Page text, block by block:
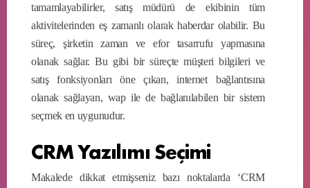
tamamlayabilirler, satış müdürü de ekibinin tüm
aktivitelerinden eş zamanlı olarak haberdar olabilir. Bu
süreç, şirketin zaman ve efor tasarrufu yapmasına
olanak sağlar. Bu gibi bir süreçte müşteri bilgileri ve
satış fonksiyonları öne çıkan, internet bağlantısına
olanak sağlayan, wap ile de bağlanılabilen bir sistem
seçmek en uygunudur.
CRM Yazılımı Seçimi
Makalede dikkat etmişseniz bazı noktalarda ‘CRM